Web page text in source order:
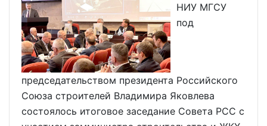
НИУ МГСУ
под
председательством президента Российского
Союза строителей Владимира Яковлева
состоялось итоговое заседание Совета РСС с